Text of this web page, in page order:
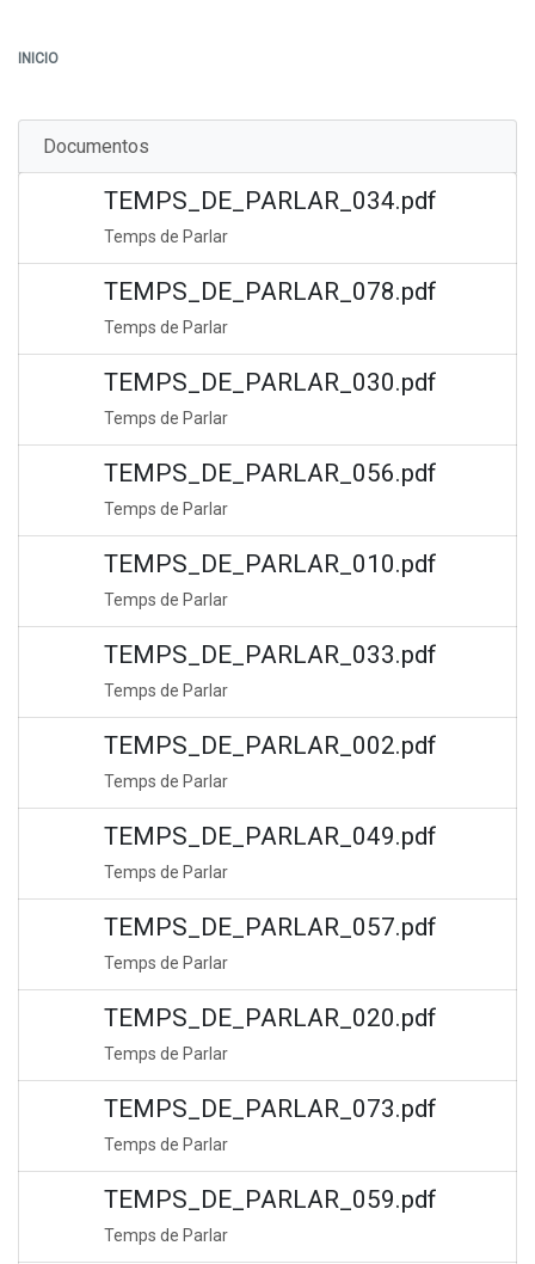
INICIO
Documentos
TEMPS_DE_PARLAR_034.pdf
Temps de Parlar
TEMPS_DE_PARLAR_078.pdf
Temps de Parlar
TEMPS_DE_PARLAR_030.pdf
Temps de Parlar
TEMPS_DE_PARLAR_056.pdf
Temps de Parlar
TEMPS_DE_PARLAR_010.pdf
Temps de Parlar
TEMPS_DE_PARLAR_033.pdf
Temps de Parlar
TEMPS_DE_PARLAR_002.pdf
Temps de Parlar
TEMPS_DE_PARLAR_049.pdf
Temps de Parlar
TEMPS_DE_PARLAR_057.pdf
Temps de Parlar
TEMPS_DE_PARLAR_020.pdf
Temps de Parlar
TEMPS_DE_PARLAR_073.pdf
Temps de Parlar
TEMPS_DE_PARLAR_059.pdf
Temps de Parlar